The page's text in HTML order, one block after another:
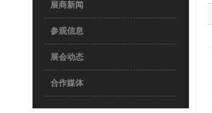
展商新闻
参观信息
展会动态
合作媒体